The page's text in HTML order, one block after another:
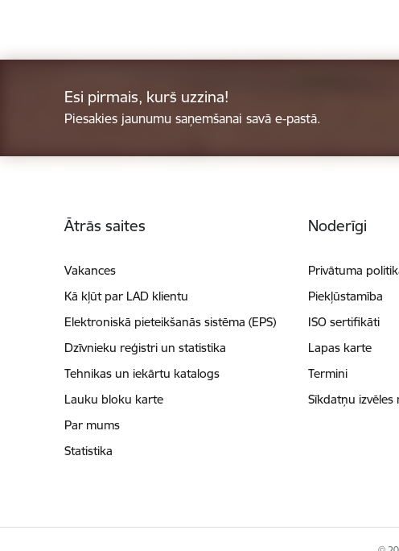
Esi pirmais, kurš uzzina!
Piesakies jaunumu saņemšanai savā e-pastā.
Ātrās saites
Vakances
Kā kļūt par LAD klientu
Elektroniskā pieteikšanās sistēma (EPS)
Dzīvnieku reģistri un statistika
Tehnikas un iekārtu katalogs
Lauku bloku karte
Par mums
Statistika
Noderīgi
Privātuma
Piekļūstamība
ISO sertifikāti
Lapas karte
Termini
Sīkdatņu izvēles